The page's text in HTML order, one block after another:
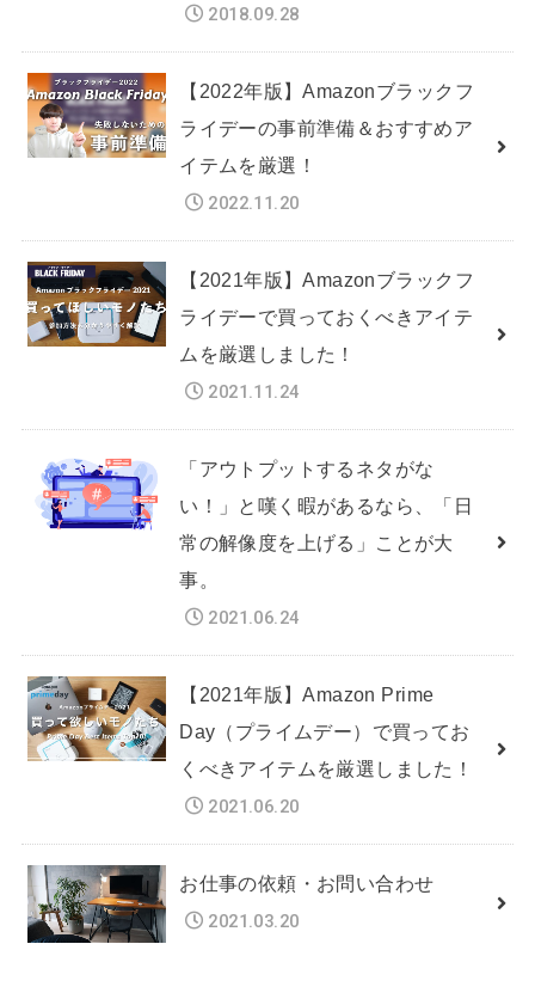
2018.09.28
【2022年版】Amazonブラックフ
ライデーの事前準備＆おすすめア
イテムを厳選！
2022.11.20
【2021年版】Amazonブラックフ
ライデーで買っておくべきアイテ
ムを厳選しました！
2021.11.24
「アウトプットするネタがな
い！」と嘆く暇があるなら、「日
常の解像度を上げる」ことが大
事。
2021.06.24
【2021年版】Amazon Prime
Day（プライムデー）で買ってお
くべきアイテムを厳選しました！
2021.06.20
お仕事の依頼・お問い合わせ
2021.03.20